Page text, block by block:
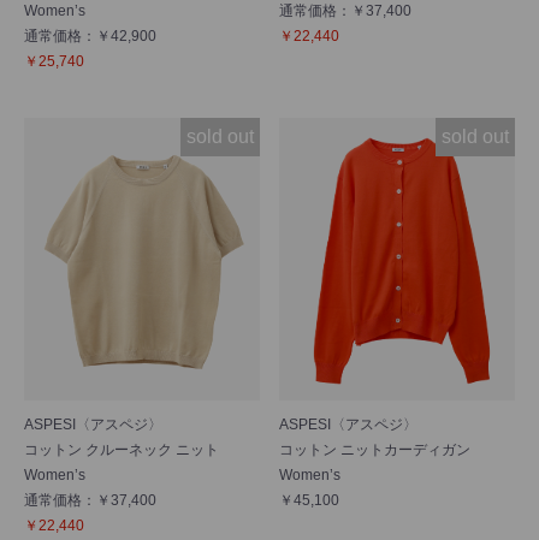
Women’s
通常価格：￥42,900
￥25,740
通常価格：￥37,400
￥22,440
sold out
ASPESI〈アスペジ〉
コットン クルーネック ニット
Women’s
通常価格：￥37,400
￥22,440
sold out
ASPESI〈アスペジ〉
コットン ニットカーディガン
Women’s
￥45,100